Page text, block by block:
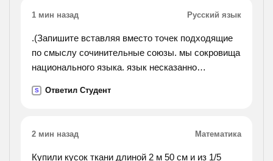
1 мин назад Русский язык
.(Запишите вставляя вместо точек подходящие
по смыслу сочинительные союзы. мы сокровища
национального языка. язык несказанно
мудрость в свою очередь обогащали его.).
S Ответил Студент
2 мин назад Математика
Купили кусок ткани длиной 2 м 50 см и из 1/5